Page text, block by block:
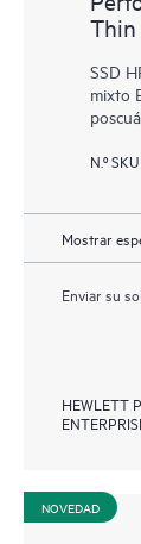
Thin
SSD
mixto
N.º
Mostrar
Enviar su
HEWLETT
NOVEDAD